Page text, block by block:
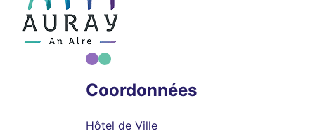
Coordonnées
Hôtel de Ville